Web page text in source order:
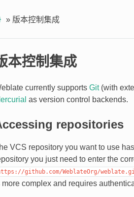
» 版本控制集成
本控制集成
currently supports Git(with
as version control backends.
repositories
VCS repository you want to use
you just need to enter the
github.com/WeblateOrg/
more complex and requires